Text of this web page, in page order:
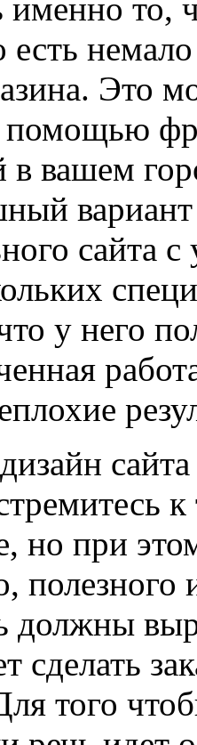
именно то,
есть
Это
помощью
в вашем
вариант
сайта
у него
при
должны
сделать
того